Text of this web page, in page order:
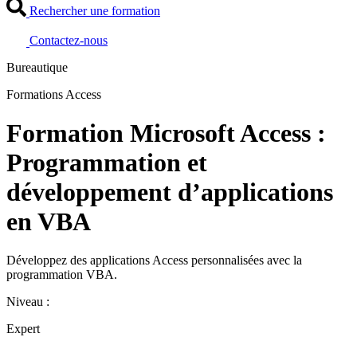
Rechercher une formation
Contactez-nous
Bureautique
Formations Access
Formation Microsoft Access :
Programmation et
développement d’applications
en VBA
Développez des applications Access personnalisées avec la
programmation VBA.
Niveau :
Expert